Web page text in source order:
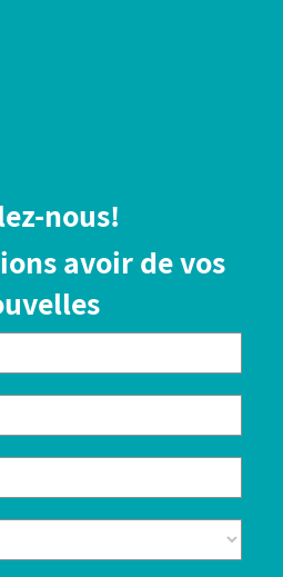
nous!
avoir de vos